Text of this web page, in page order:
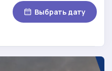
Выбрать дату